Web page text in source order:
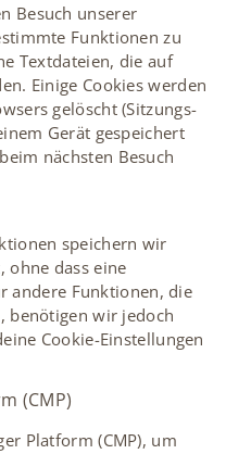
Besuch unserer
Funktionen zu
Textdateien, die auf
Einige Cookies werden
gelöscht (Sitzungs-
Gerät gespeichert
nächsten Besuch
speichern wir
ohne dass eine
andere Funktionen, die
benötigen wir jedoch
Cookie-Einstellungen
(CMP)
Platform (CMP), um